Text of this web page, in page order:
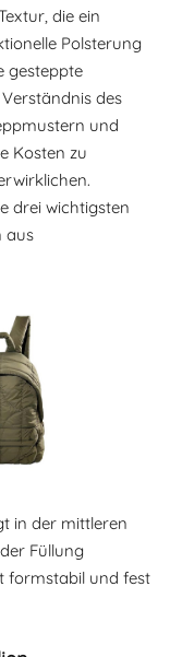
die ein
Polsterung
gesteppte
des
und
Kosten zu
drei wichtigsten
aus
in der mittleren
Füllung
formstabil und fest